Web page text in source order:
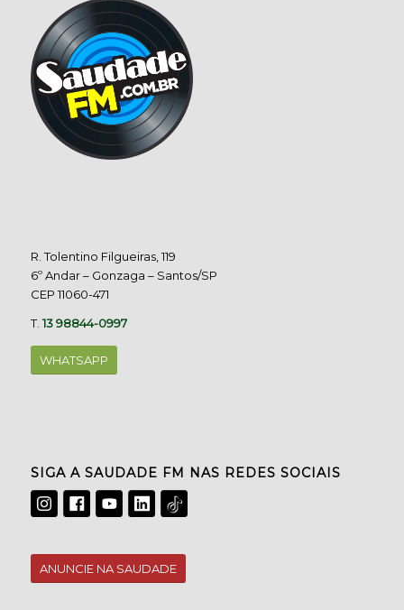
R. Tolentino Filgueiras, 119
6º Andar – Gonzaga – Santos/SP
CEP 11060-471
T.13 98844-0997
WHATSAPP
SIGA A SAUDADE FM NAS REDES SOCIAIS
ANUNCIE NA SAUDADE